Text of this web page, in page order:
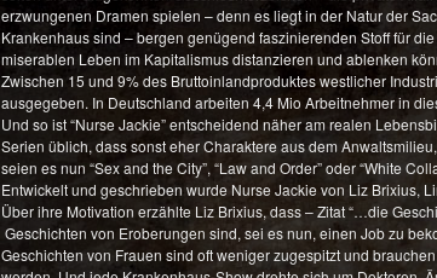
erzwungenen Dramen spielen – denn es liegt in der Natur der
Krankenhaus sind – bergen genügend faszinierenden Stoff für
miserablen Leben im Kapitalismus distanzieren und ablenken
Zwischen 15 und 9% des Bruttoinlandproduktes westlicher
ausgegeben. In Deutschland arbeiten 4,4 Mio Arbeitnehmer in
Und so ist “Nurse Jackie” entscheidend näher am realen
Serien üblich, dass sonst eher Charaktere aus dem
seien es nun “Sex and the City”, “Law and Order” oder “White
Entwickelt und geschrieben wurde Nurse Jackie von Liz Brixius,
Über ihre Motivation erzählte Liz Brixius, dass – Zitat “…die
Geschichten von Eroberungen sind, sei es nun, einen Job zu
Geschichten von Frauen sind oft weniger zugespitzt und